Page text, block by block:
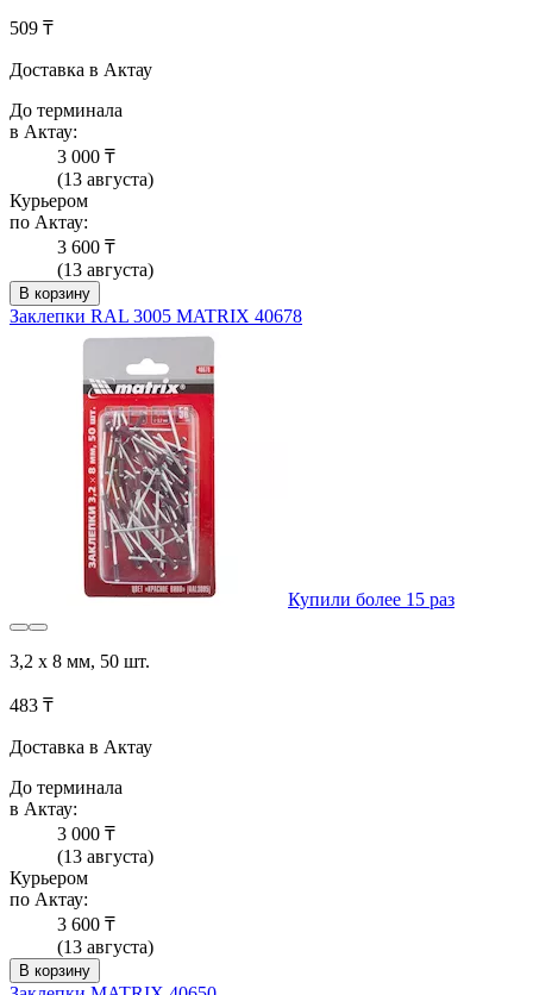
509 ₸
Доставка в Актау
До терминала
в Актау:
3 000 ₸
(13 августа)
Курьером
по Актау:
3 600 ₸
(13 августа)
В корзину
Заклепки RAL 3005 MATRIX 40678
Купили более 15 раз
3,2 х 8 мм, 50 шт.
483 ₸
Доставка в Актау
До терминала
в Актау:
3 000 ₸
(13 августа)
Курьером
по Актау:
3 600 ₸
(13 августа)
В корзину